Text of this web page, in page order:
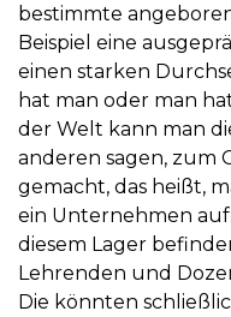
bestimmte
Beispiel eine
einen starken
hat man oder man
der Welt kann man
anderen sagen, zum
gemacht, das heißt,
ein Unternehmen
diesem Lager
Lehrenden und
Die könnten